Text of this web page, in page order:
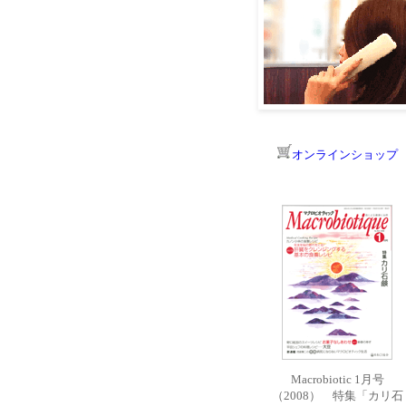
オンラインショップ
Macrobiotic 1月号
（2008） 特集「カリ石